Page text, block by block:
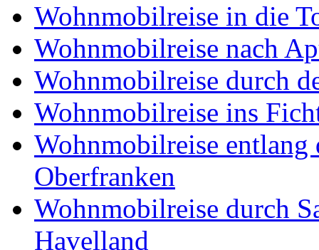
Wohnmobilreise in die
Wohnmobilreise nach
Wohnmobilreise durch
Wohnmobilreise ins
Wohnmobilreise
Oberfranken
Wohnmobilreise durch
Havelland